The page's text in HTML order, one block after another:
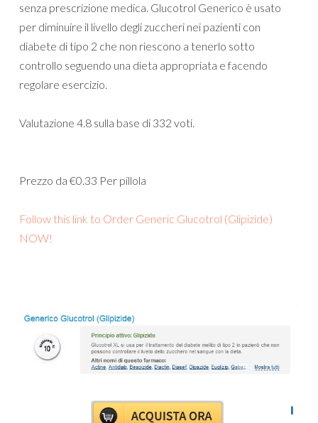
senza prescrizione medica. Glucotrol Generico è usato
per diminuire il livello degli zuccheri nei pazienti con
diabete di tipo 2 che non riescono a tenerlo sotto
controllo seguendo una dieta appropriata e facendo
regolare esercizio.
Valutazione 4.8 sulla base di 332 voti.
Prezzo da €0.33 Per pillola
Follow this link to Order Generic Glucotrol (Glipizide)
NOW!